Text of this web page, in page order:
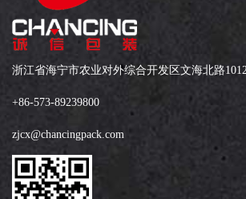
浙江省海宁市农业对外综合开发区文海北路
+86-573-89239800
zjcx@chancingpack.com